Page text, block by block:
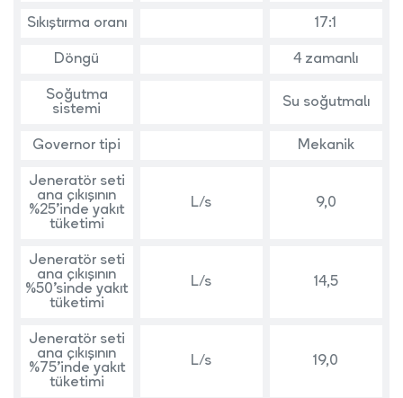
Sıkıştırma oranı 17:1
Döngü 4 zamanlı
Soğutma
sistemi
Su soğutmalı
Governor tipi Mekanik
Jeneratör seti
ana çıkışının
%25’inde yakıt
tüketimi
L/s 9,0
Jeneratör seti
ana çıkışının
%50’sinde yakıt
tüketimi
L/s 14,5
Jeneratör seti
ana çıkışının
%75’inde yakıt
tüketimi
L/s 19,0